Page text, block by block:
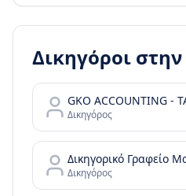
Δικηγόροι στην
Δικηγόρος
Δικηγόρος